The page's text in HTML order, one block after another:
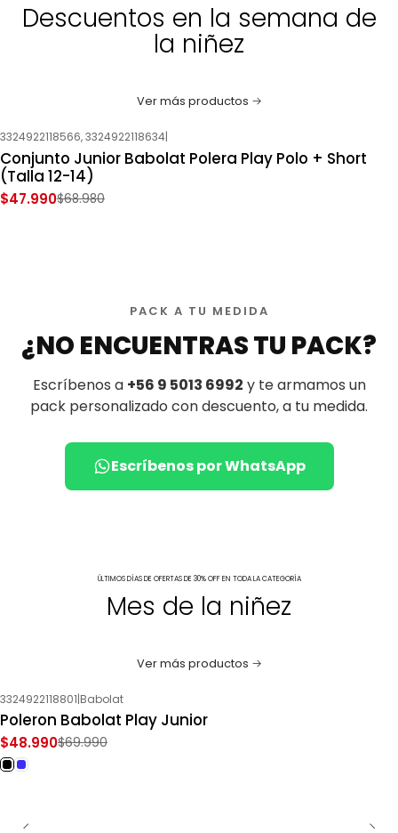
Descuentos en la semana de
la niñez
Ver más productos
-30%OFF
Nuevo
3324922118566, 3324922118634|
Conjunto Junior Babolat Polera Play Polo + Short
(Talla 12-14)
$47.990$68.980
PACK A TU MEDIDA
¿NO ENCUENTRAS TU PACK?
Escríbenos a +56 9 5013 6992 y te armamos un
pack personalizado con descuento, a tu medida.
Escríbenos por WhatsApp
ÚLTIMOS DÍAS DE OFERTAS DE 30% OFF EN TODA LA CATEGORÍA
Mes de la niñez
Ver más productos
-30%OFF
3324922118801|Babolat
Poleron Babolat Play Junior
$48.990$69.990